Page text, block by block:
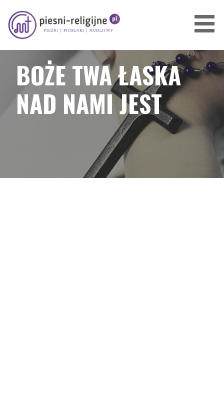
treści
PIOSENKI I PIEŚNI RELIGIJNE
BOŻE TWA ŁASKA
NAD NAMI JEST